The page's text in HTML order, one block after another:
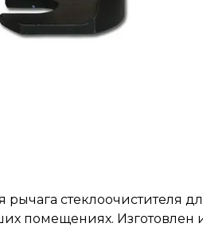
рычага стеклоочистителя
помещениях. Изготовлен